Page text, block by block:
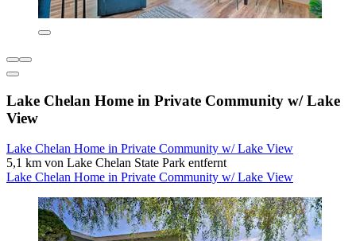
Lake Chelan Home in Private Community w/ Lake
View
Lake Chelan Home in Private Community w/ Lake View
5,1 km von Lake Chelan State Park entfernt
Lake Chelan Home in Private Community w/ Lake View